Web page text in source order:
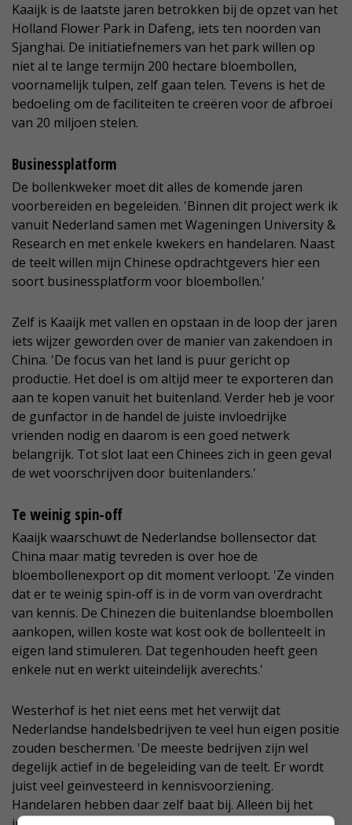
Kaaijk is de laatste jaren betrokken bij de opzet van het
Holland Flower Park in Dafeng, iets ten noorden van
Sjanghai. De initiatiefnemers van het park willen op
niet al te lange termijn 200 hectare bloembollen,
voornamelijk tulpen, zelf gaan telen. Tevens is het de
bedoeling om de faciliteiten te creëren voor de afbroei
van 20 miljoen stelen.
Businessplatform
De bollenkweker moet dit alles de komende jaren
voorbereiden en begeleiden. 'Binnen dit project werk ik
vanuit Nederland samen met Wageningen University &
Research en met enkele kwekers en handelaren. Naast
de teelt willen mijn Chinese opdrachtgevers hier een
soort businessplatform voor bloembollen.'
Zelf is Kaaijk met vallen en opstaan in de loop der jaren
iets wijzer geworden over de manier van zakendoen in
China. 'De focus van het land is puur gericht op
productie. Het doel is om altijd meer te exporteren dan
aan te kopen vanuit het buitenland. Verder heb je voor
de gunfactor in de handel de juiste invloedrijke
vrienden nodig en daarom is een goed netwerk
belangrijk. Tot slot laat een Chinees zich in geen geval
de wet voorschrijven door buitenlanders.'
Te weinig spin-off
Kaaijk waarschuwt de Nederlandse bollensector dat
China maar matig tevreden is over hoe de
bloembollenexport op dit moment verloopt. 'Ze vinden
dat er te weinig spin-off is in de vorm van overdracht
van kennis. De Chinezen die buitenlandse bloembollen
aankopen, willen koste wat kost ook de bollenteelt in
eigen land stimuleren. Dat tegenhouden heeft geen
enkele nut en werkt uiteindelijk averechts.'
Westerhof is het niet eens met het verwijt dat
Nederlandse handelsbedrijven te veel hun eigen positie
zouden beschermen. 'De meeste bedrijven zijn wel
degelijk actief in de begeleiding van de teelt. Er wordt
juist veel geïnvesteerd in kennisvoorziening.
Handelaren hebben daar zelf baat bij. Alleen bij het